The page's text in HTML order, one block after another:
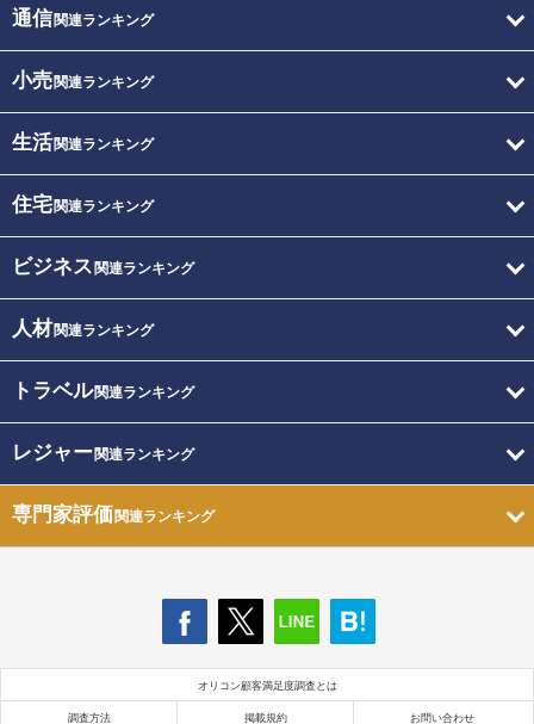
通信関連ランキング
小売関連ランキング
生活関連ランキング
住宅関連ランキング
ビジネス 関連ランキング
人材関連ランキング
トラベル関連ランキング
レジャー関連ランキング
専門家評価関連ランキング
オリコン顧客満足度調査とは
調査方法 掲載規約 お問い合わせ